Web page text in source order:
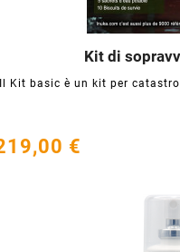
Kit di
Il Kit basic è un kit per
 
€